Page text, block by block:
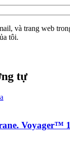
và trang web
tôi.
tự
Voyager™